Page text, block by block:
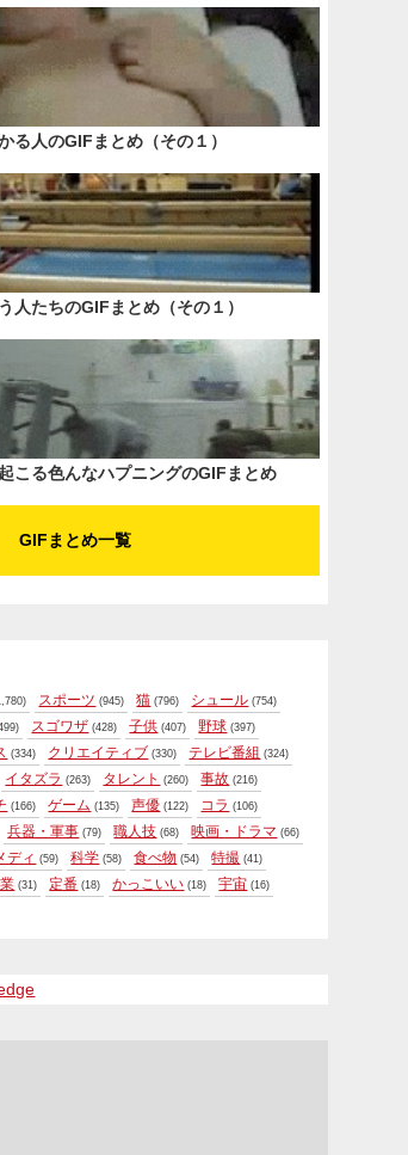
る人のGIFまとめ（その１）
人たちのGIFまとめ（その１）
こる色んなハプニングのGIFまとめ
GIFまとめ一覧
スポーツ (945) 猫 (796) シュール (754)
スゴワザ (428) 子供 (407) 野球 (397)
(334) クリエイティブ (330) テレビ番組 (324)
イタズラ (263) タレント (260) 事故 (216)
(166) ゲーム (135) 声優 (122) コラ (106)
兵器・軍事 (79) 職人技 (68) 映画・ドラマ (66)
ディ (59) 科学 (58) 食べ物 (54) 特撮 (41)
(31) 定番 (18) かっこいい (18) 宇宙 (16)